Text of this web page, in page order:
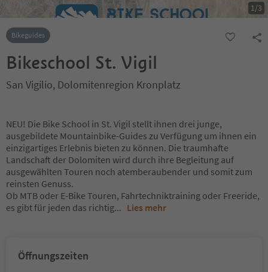
1/3
Bikeguides
Bikeschool St. Vigil
San Vigilio, Dolomitenregion Kronplatz
NEU! Die Bike School in St. Vigil stellt ihnen drei junge,
ausgebildete Mountainbike-Guides zu Verfügung um ihnen ein
einzigartiges Erlebnis bieten zu können. Die traumhafte
Landschaft der Dolomiten wird durch ihre Begleitung auf
ausgewählten Touren noch atemberaubender und somit zum
reinsten Genuss.
Ob MTB oder E-Bike Touren, Fahrtechniktraining oder Freeride,
es gibt für jeden das richtig... Lies mehr
Öffnungszeiten